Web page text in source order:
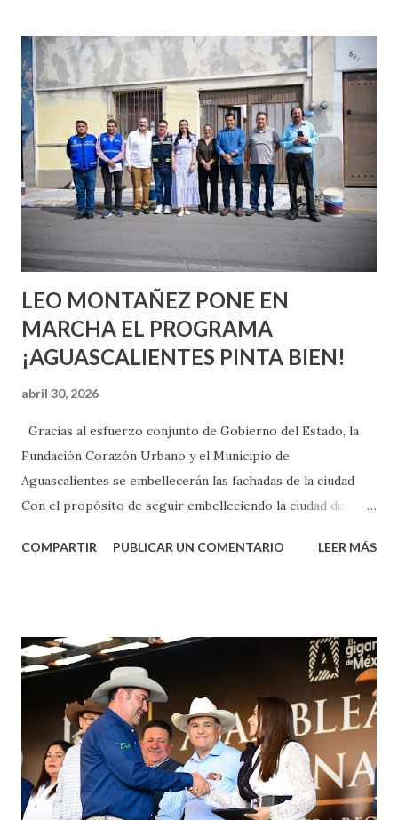
conoces ni la mitad de lo que deberías saber. Pero incluso
quienes ya han tenido relaciones sexuales no son expertos
o expertas en el tema. Siempre hay algo nuevo que
aprender y nuevas experiencias que conocer. Si eres una
chica y aún no has tenido relaciones sexuales, tal vez
pienses que el sexo será increíble y no puedas esperar para
experimentarlo, pero como cualquier persona con
experiencia te dirá, siempre es mejor cuando ambas partes
son suficientemen...
LEO MONTAÑEZ PONE EN
MARCHA EL PROGRAMA
¡AGUASCALIENTES PINTA BIEN!
abril 30, 2026
Gracias al esfuerzo conjunto de Gobierno del Estado, la
Fundación Corazón Urbano y el Municipio de
Aguascalientes se embellecerán las fachadas de la ciudad
Con el propósito de seguir embelleciendo la ciudad de
municipal, Leo Montañez dio inicio al programa
Corazón Urbano y el Municipio capital. Leo Montañez
informó que en este programa se usarán cerca de 90 mil
metros cuadrados de pintura, para dar inicio en la calle
Nieto, entre Jesús F. Elizondo y la calle 22 de Octubre, con
lo que se aplicará pintura en 66 casas. Posteriormente se
llevará este programa a Villas de Nuestra Señora de la
Asunción, Avenida Alameda y Decreto 27 de Septiembre, en
COMPARTIR PUBLICAR UN COMENTARIO LEER MÁS